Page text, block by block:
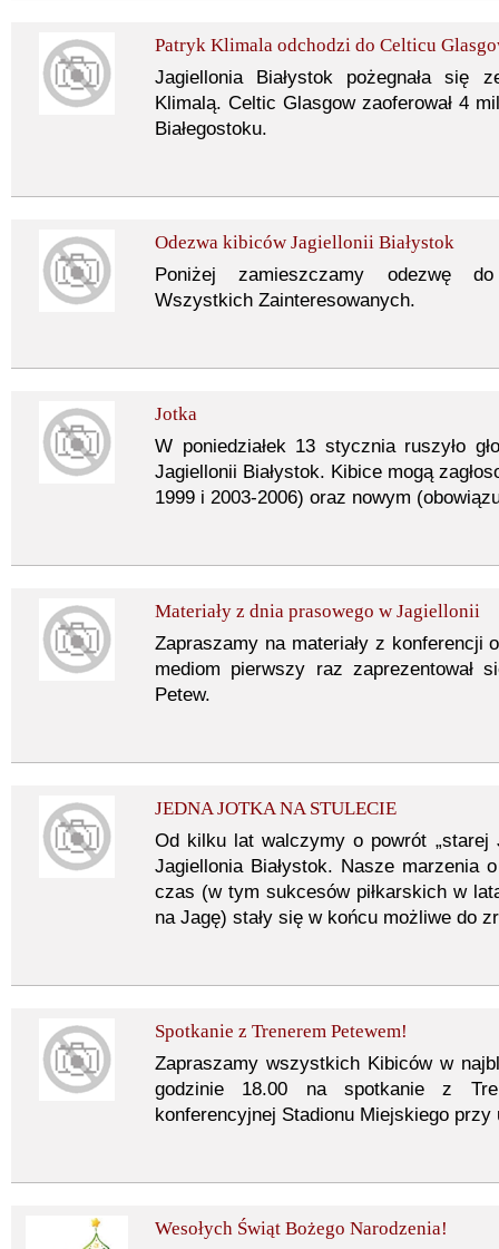
Patryk Klimala odchodzi do Celticu
Jagiellonia Białystok pożegnała się
Klimalą. Celtic Glasgow zaoferował 4
Białegostoku.
Odezwa kibiców Jagiellonii Białystok
Poniżej zamieszczamy odezwę
Wszystkich Zainteresowanych.
Jotka
W poniedziałek 13 stycznia ruszyło
Jagiellonii Białystok. Kibice mogą
1999 i 2003-2006) oraz nowym
Materiały z dnia prasowego w Jagiellonii
Zapraszamy na materiały z konferencji
mediom pierwszy raz zaprezentował
Petew.
JEDNA JOTKA NA STULECIE
Od kilku lat walczymy o powrót „starej
Jagiellonia Białystok. Nasze marzenia
czas (w tym sukcesów piłkarskich w
na Jagę) stały się w końcu możliwe do
Spotkanie z Trenerem Petewem!
Zapraszamy wszystkich Kibiców w
godzinie 18.00 na spotkanie z
konferencyjnej Stadionu Miejskiego przy
Wesołych Świąt Bożego Narodzenia!